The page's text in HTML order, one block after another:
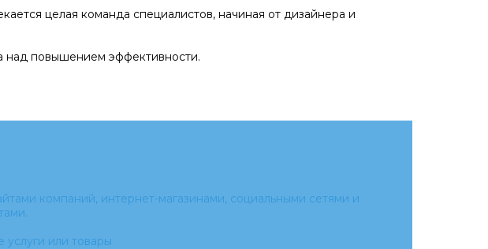
целая команда специалистов, начиная от дизайнера и
над повышением эффективности.
компаний, интернет-магазинами, социальными сетями и
или товары